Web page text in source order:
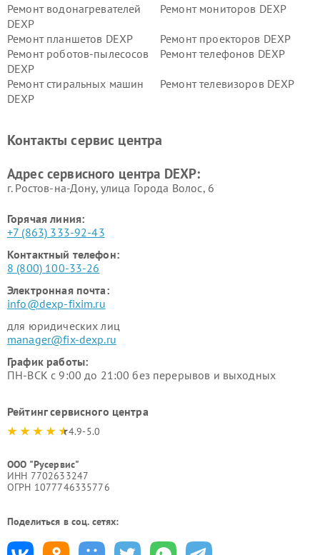
Ремонт водонагревателей
DEXP
Ремонт мониторов DEXP
Ремонт планшетов DEXP
Ремонт проекторов DEXP
Ремонт роботов-пылесосов
DEXP
Ремонт телефонов DEXP
Ремонт стиральных машин
DEXP
Ремонт телевизоров DEXP
Ремонт серверов DEXP
Ремонт мини пк DEXP
Контакты сервис центра
Адрес сервисного центра DEXP:
г. Ростов-на-Дону, улица Города Волос, 6
Горячая линия:
+7 (863) 333-92-43
Контактный телефон:
8 (800) 100-33-26
Электронная почта:
info@dexp-fixim.ru
для юридических лиц
manager@fix-dexp.ru
График работы:
ПН-ВСК с 9:00 до 21:00 без перерывов и выходных
Рейтинг сервисного центра
4.9-5.0
ООО "Русервис"
ИНН 7702633247
ОГРН 1077746335776
Поделиться в соц. сетях: